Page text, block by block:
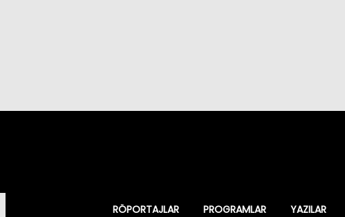
RÖPORTAJLAR PROGRAMLAR YAZILAR